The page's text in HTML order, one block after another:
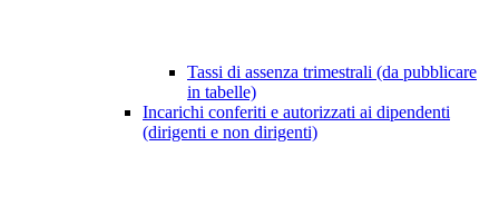
Tassi di assenza trimestrali (da pubblicare
in tabelle)
Incarichi conferiti e autorizzati ai dipendenti
(dirigenti e non dirigenti)